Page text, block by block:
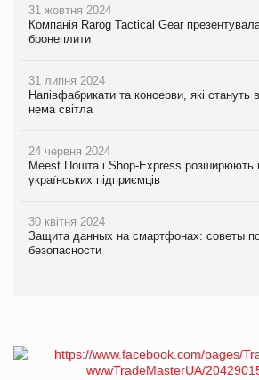
31 жовтня 2024
Компанія Rarog Tactical Gear презентувала
бронеплити
31 липня 2024
Напівфабрикати та консерви, які стануть
нема світла
24 червня 2024
Meest Пошта і Shop-Express розширюють
українських підприємців
30 квітня 2024
Защита данных на смартфонах: советы
безопасности